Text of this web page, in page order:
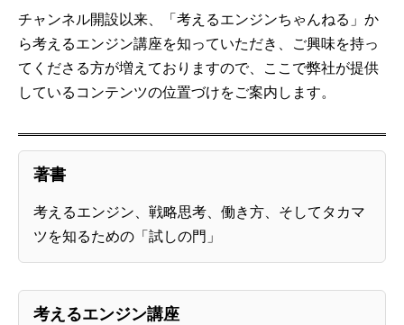
チャンネル開設以来、「考えるエンジンちゃんねる」か
ら考えるエンジン講座を知っていただき、ご興味を持っ
てくださる方が増えておりますので、ここで弊社が提供
しているコンテンツの位置づけをご案内します。
著書
考えるエンジン、戦略思考、働き方、そしてタカマ
ツを知るための「試しの門」
考えるエンジン講座